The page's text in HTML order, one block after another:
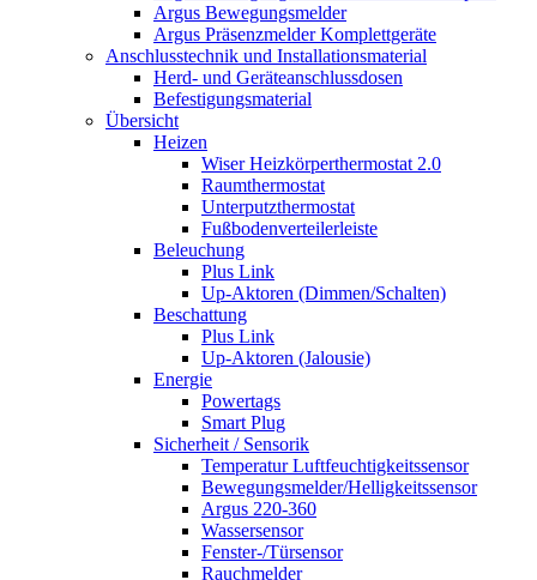
Argus Bewegungsmelder
Argus Präsenzmelder Komplettgeräte
Anschlusstechnik und Installationsmaterial
Herd- und Geräteanschlussdosen
Befestigungsmaterial
Übersicht
Heizen
Wiser Heizkörperthermostat 2.0
Raumthermostat
Unterputzthermostat
Fußbodenverteilerleiste
Beleuchung
Plus Link
Up-Aktoren (Dimmen/Schalten)
Beschattung
Plus Link
Up-Aktoren (Jalousie)
Energie
Powertags
Smart Plug
Sicherheit / Sensorik
Temperatur Luftfeuchtigkeitssensor
Bewegungsmelder/Helligkeitssensor
Argus 220-360
Wassersensor
Fenster-/Türsensor
Rauchmelder